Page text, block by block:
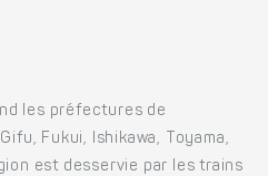
les préfectures de
Fukui, Ishikawa, Toyama,
est desservie par les trains